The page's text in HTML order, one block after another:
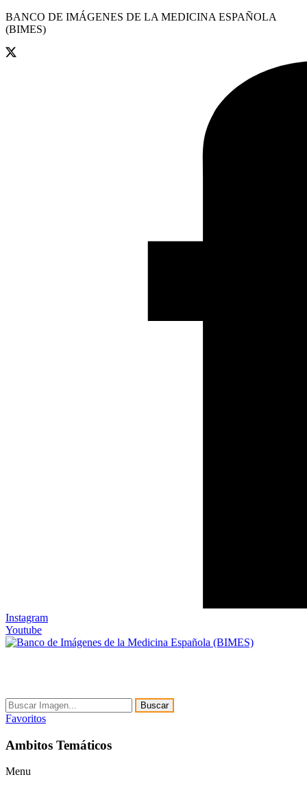
BANCO DE IMÁGENES DE LA MEDICINA ESPAÑOLA
(BIMES)
Instagram
Youtube
Buscar
Favoritos
Ambitos Temáticos
Menu